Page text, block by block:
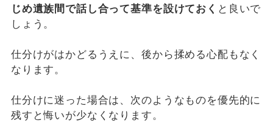
じめ遺族間で話し合って基準を設けておく と良いで
しょう。
仕分けがはかどるうえに、後から揉める心配もなく
なります。
仕分けに迷った場合は、次のようなものを優先的に
残すと悔いが少なくなります。